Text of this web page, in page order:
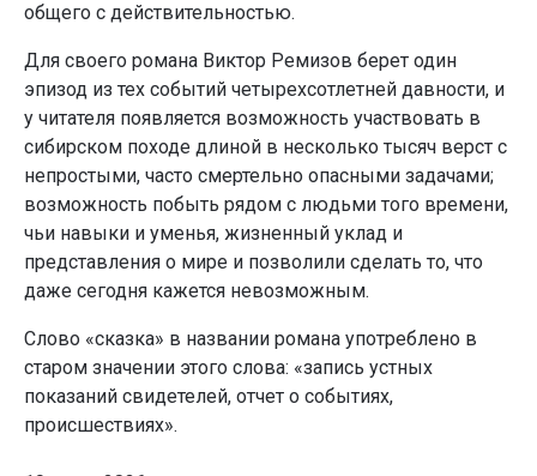
общего с действительностью.
Для своего романа Виктор Ремизов берет один
эпизод из тех событий четырехсотлетней давности, и
у читателя появляется возможность участвовать в
сибирском походе длиной в несколько тысяч верст с
непростыми, часто смертельно опасными задачами;
возможность побыть рядом с людьми того времени,
чьи навыки и уменья, жизненный уклад и
представления о мире и позволили сделать то, что
даже сегодня кажется невозможным.
Слово «сказка» в названии романа употреблено в
старом значении этого слова: «запись устных
показаний свидетелей, отчет о событиях,
происшествиях».